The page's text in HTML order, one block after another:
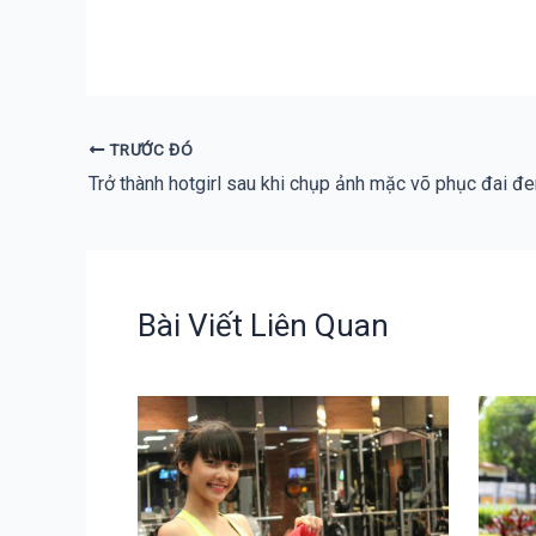
TRƯỚC ĐÓ
Trở thành hotgirl sau khi chụp ảnh mặc võ phục đai
Bài Viết Liên Quan